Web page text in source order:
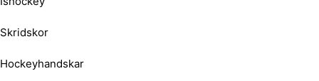
Skridskor
Hockeyhandskar